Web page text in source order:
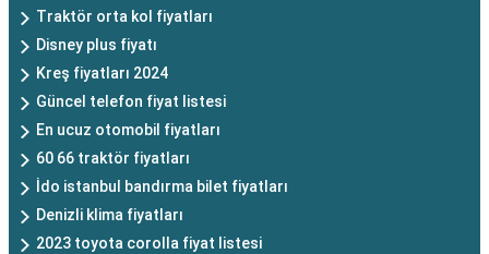
Traktör orta kol fiyatları
Disney plus fiyatı
Kreş fiyatları 2024
Güncel telefon fiyat listesi
En ucuz otomobil fiyatları
60 66 traktör fiyatları
İdo istanbul bandırma bilet fiyatları
Denizli klima fiyatları
2023 toyota corolla fiyat listesi